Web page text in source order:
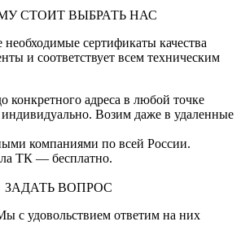
СТОИТ ВЫБРАТЬ НАС
сертификаты качества
и соответствует всем техническим
конкретного адреса в любой точке
индивидуально. Возим даже в удаленные
компаниями по всей России.
ТК — бесплатно.
ЗАДАТЬ ВОПРОС
с удовольствием ответим на них